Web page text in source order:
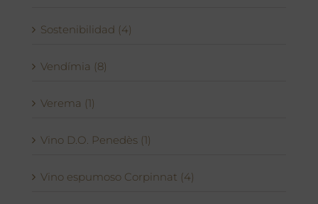
Sostenibilidad (4)
Vendímia (8)
Verema (1)
Vino D.O. Penedès (1)
Vino espumoso Corpinnat (4)